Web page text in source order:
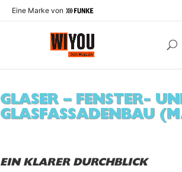
Eine Marke von
GLASER – FENSTER-
GLASFASSADENBAU
EIN KLARER DURCHBLICK